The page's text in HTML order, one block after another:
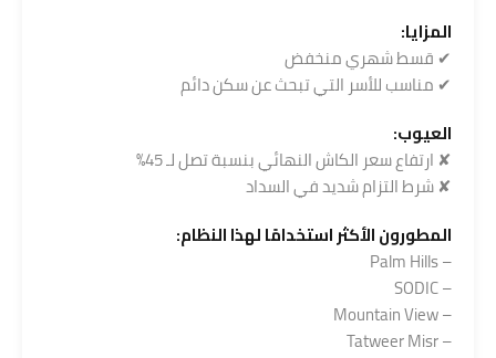
المزايا:
✔ قسط شهري منخفض
✔ مناسب للأسر التي تبحث عن سكن دائم
العيوب:
✘ ارتفاع سعر الكاش النهائي بنسبة تصل لـ 45%
✘ شرط التزام شديد في السداد
المطورون الأكثر استخدامًا لهذا النظام:
– Palm Hills
– SODIC
– Mountain View
– Tatweer Misr